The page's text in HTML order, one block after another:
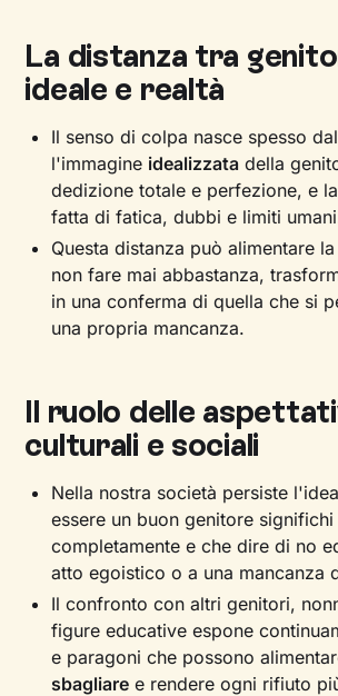
La distanza tra
ideale e realtà
Il senso di colpa nasce spesso
l'immagine idealizzata della
dedizione totale e perfezione, e
fatta di fatica, dubbi e limiti
Questa distanza può alimentare
non fare mai abbastanza,
in una conferma di quella che si
una propria mancanza.
Il ruolo delle
culturali e sociali
Nella nostra società persiste
essere un buon genitore significhi
completamente e che dire di no
atto egoistico o a una mancanza
Il confronto con altri genitori,
figure educative espone
e paragoni che possono
sbagliare e rendere ogni rifiuto